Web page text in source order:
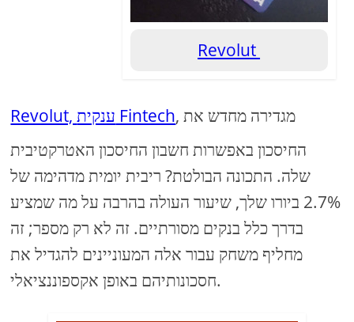
Revolut
Revolut, ענקית Fintech, מגדירה מחדש את
החיסכון באפשרות חשבון החיסכון האטרקטיבית
שלה. התכונה הבולטת? ריבית יומית מדהימה של
2.7% ביורו שלך, שיעור העולה בהרבה על מה שמציע
בדרך כלל בנקים מסורתיים. זה לא רק מספר; זה
מחליף משחק עבור אלה המעוניינים להגדיל את
חסכונותיהם באופן אקספוננציאלי.